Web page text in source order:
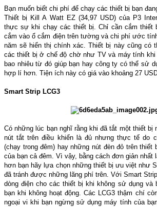
Bạn muốn biết chi phí để chạy các thiết bị bạn
Thiết bị Kill A Watt EZ (34,97 USD) của P3
thực sự khi chạy các thiết bị. Chỉ cần cắm thiết
cắm vào ổ cắm điện trên tường và chi phí ước
năm sẽ hiển thị chính xác. Thiết bị này cũng có
các thiết bị ở chế độ chờ như TV và máy tính khi
bao nhiêu từ đó giúp bạn hay công ty có thể sử
hợp lí hơn. Tiện ích này có giá vào khoảng 27
Smart Strip LCG3
Có những lúc bạn nghĩ rằng khi đã tắt một thiết bị
nút tắt trên điều khiển là đủ nhưng thực tế do
(chạy trong đêm) hay những nút đèn đỏ trên thiết
của bạn cả đêm. Vì vậy, bằng cách đơn giản nhất
hơn bạn hãy lựa chọn những thiết bị ưu việt như
đã tránh được những lãng phí trên. Với Smart
dòng điện cho các thiết bị khi không sử dụng và
bạn khi không hoạt động. Các LCG3 thậm chí
ngoại vi khi bạn ngừng sử dụng máy tính của